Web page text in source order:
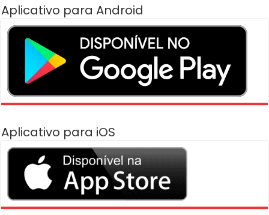
Aplicativo para Android
Aplicativo para iOS